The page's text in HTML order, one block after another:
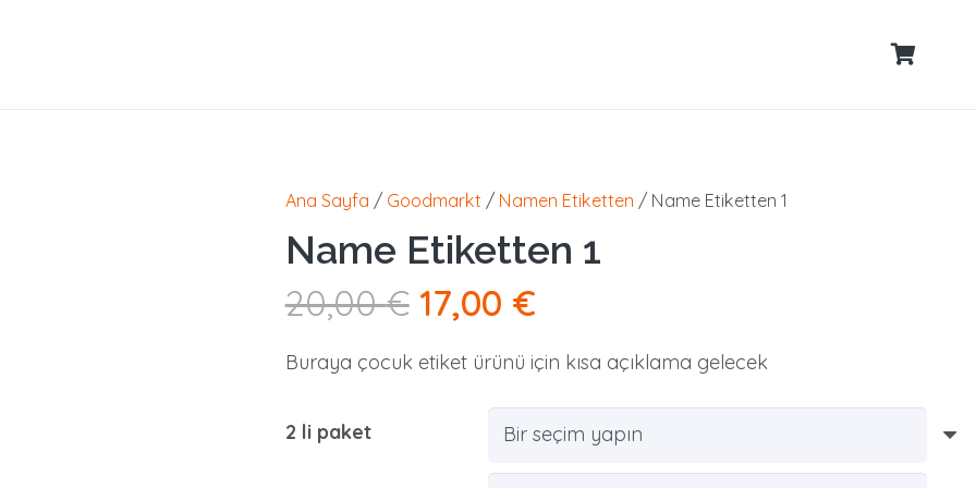
Ana Sayfa / Goodmarkt / Namen Etiketten / Name Etiketten 1
Name Etiketten 1
20,00€ Orijinal
fiyat:
20,00 €.
17,00 €Şu
fiyat:
Buraya çocuk etiket ürünü için kısa açıklama gelecek
2 li paket